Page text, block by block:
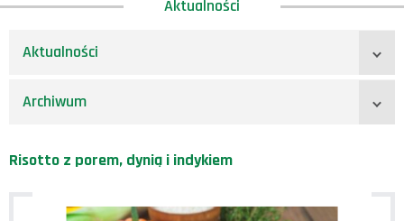
Aktualności
Aktualności
Archiwum
Risotto z porem, dynią i indykiem